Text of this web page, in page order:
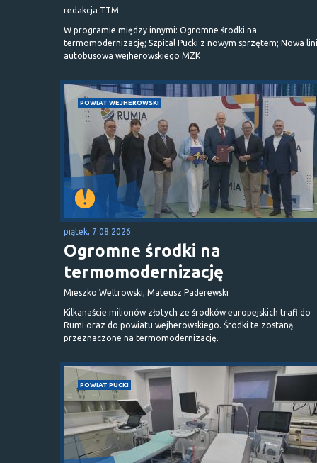
redakcja TTM
W programie między innymi: Ogromne środki na
termomodernizację; Szpital Pucki z nowym sprzętem; Nowa
autobusowa wejherowskiego MZK
POWIAT WEJHEROWSKI
piątek, 7.08.2026
Ogromne środki na
termomodernizację
Mieszko Weltrowski, Mateusz Paderewski
Kilkanaście milionów złotych ze środków europejskich trafi do
Rumi oraz do powiatu wejherowskiego. Środki te zostaną
przeznaczone na termomodernizację.
POWIAT PUCKI